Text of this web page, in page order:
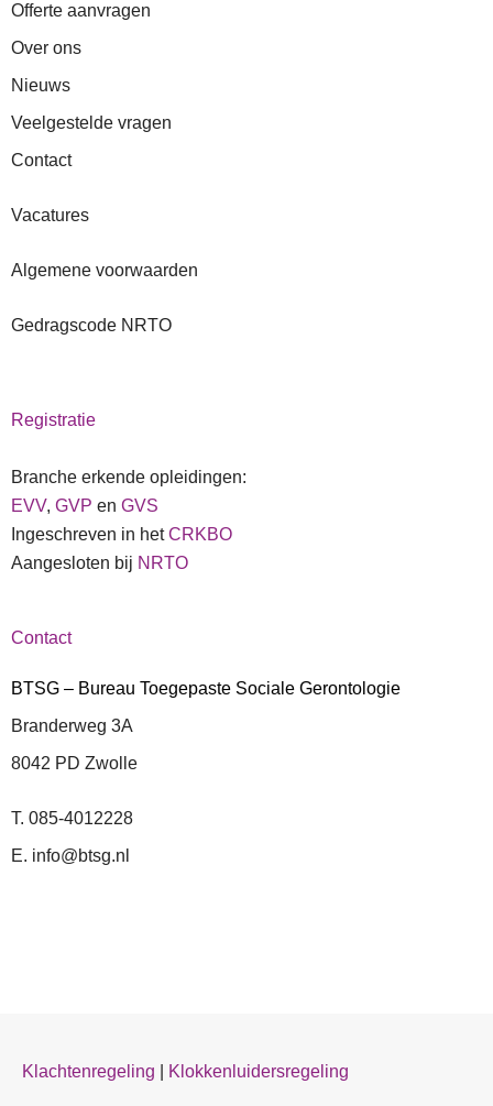
Offerte aanvragen
Over ons
Nieuws
Veelgestelde vragen
Contact
Vacatures
Algemene voorwaarden
Gedragscode NRTO
Registratie
Branche erkende opleidingen:
EVV, GVP en GVS
Ingeschreven in hetCRKBO
Aangesloten bij NRTO
Contact
BTSG – Bureau Toegepaste Sociale Gerontologie
Branderweg 3A
8042 PD Zwolle
T. 085-4012228
E. info@btsg.nl
Klachtenregeling Klokkenluidersregeling